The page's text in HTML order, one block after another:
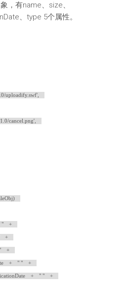
有name、size、
、type 5个属性。
uploadify.swf',
cancel.png',
" " +
" +
" +
+ " " +
+ " " +